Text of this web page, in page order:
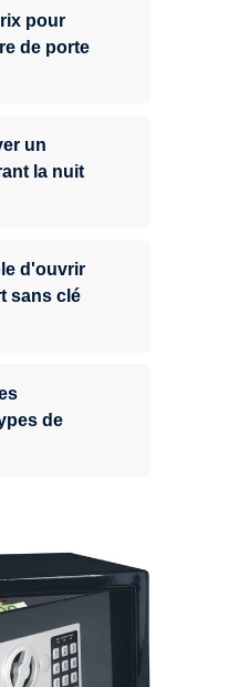
pour
de porte
un
la nuit
d'ouvrir
sans clé
de
de coffre-fort,
sur